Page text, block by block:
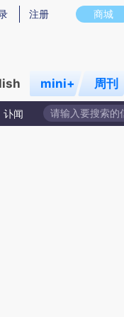
图存在偏差。不代表财新观
商城
注册
mini+ 周刊
讣闻